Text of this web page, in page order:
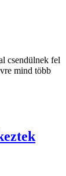
csendülnek fel
mind több